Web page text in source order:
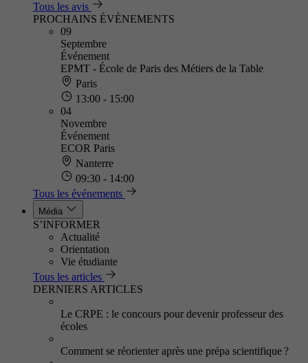
Tous les avis
PROCHAINS ÉVÈNEMENTS
09
Septembre
Événement
EPMT - École de Paris des Métiers de la Table
Paris
13:00 - 15:00
04
Novembre
Événement
ECOR Paris
Nanterre
09:30 - 14:00
Tous les événements
Média
S’INFORMER
Actualité
Orientation
Vie étudiante
Tous les articles
DERNIERS ARTICLES
Le CRPE : le concours pour devenir professeur des
écoles
Comment se réorienter après une prépa scientifique ?